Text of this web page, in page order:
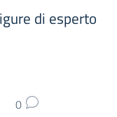
di esperto
0